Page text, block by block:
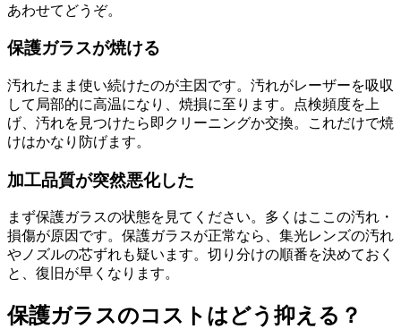
あわせてどうぞ。
保護ガラスが焼ける
汚れたまま使い続けたのが主因です。汚れがレーザーを吸収
して局部的に高温になり、焼損に至ります。点検頻度を上
げ、汚れを見つけたら即クリーニングか交換。これだけで焼
けはかなり防げます。
加工品質が突然悪化した
まず保護ガラスの状態を見てください。多くはここの汚れ・
損傷が原因です。保護ガラスが正常なら、集光レンズの汚れ
やノズルの芯ずれも疑います。切り分けの順番を決めておく
と、復旧が早くなります。
保護ガラスのコストはどう抑える？